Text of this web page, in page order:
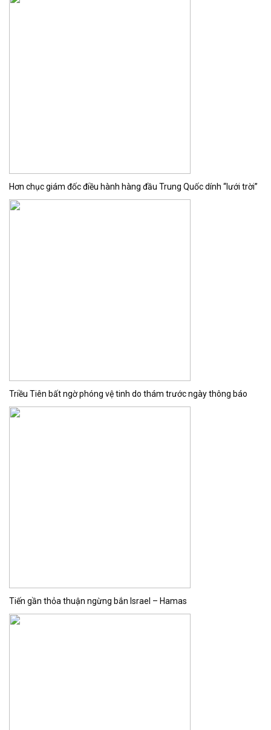
Hơn chục giám đốc điều hành hàng đầu Trung Quốc dính “lưới trời”
Triều Tiên bất ngờ phóng vệ tinh do thám trước ngày thông báo
Tiến gần thỏa thuận ngừng bắn Israel – Hamas